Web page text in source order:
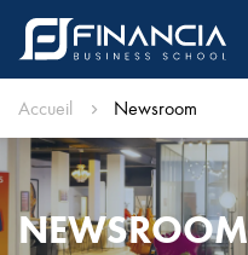
Accueil Newsroom
NEWSROOM